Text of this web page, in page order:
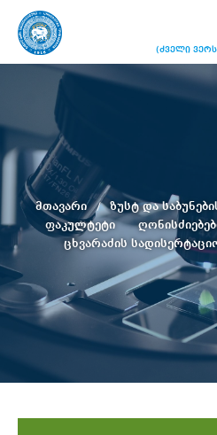
(ძველი
მთავარი
ზუსტ და
ფაკულტეტი
ცხვარაძის